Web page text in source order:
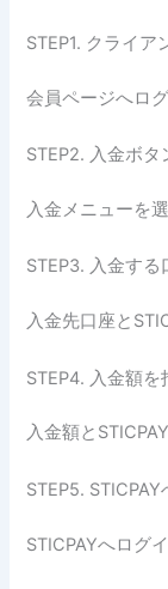
STEP1. クライ
会員ページへロ
STEP2. 入金ボタ
入金メニューを
STEP3. 入金す
入金先口座と
STEP4. 入金額を
入金額と
STEP5.
STICPAYへログ